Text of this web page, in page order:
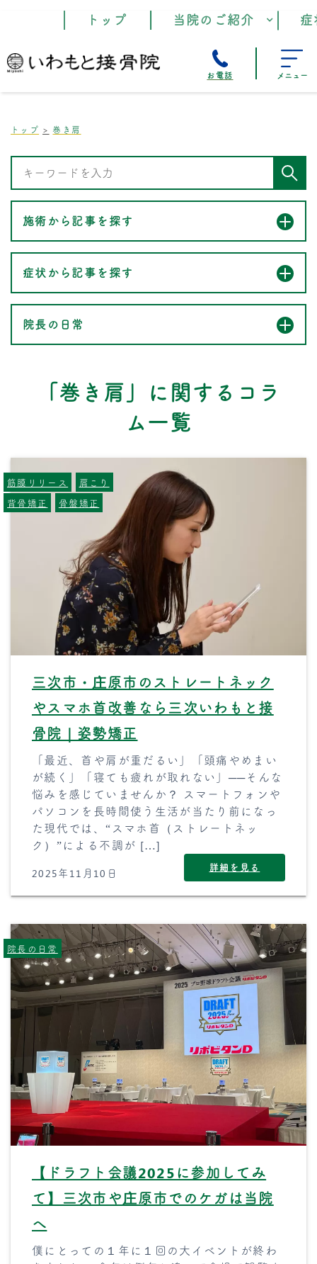
トップ 当院のご紹介
お電話 メニュー
トップ 巻き肩
施術から記事を探す
症状から記事を探す
院長の日常
「巻き肩」に関するコラ
ム一覧
三次市・庄原市のストレートネック
やスマホ首改善なら三次いわもと接
骨院｜姿勢矯正
「最近、首や肩が重だるい」「頭痛やめまい
が続く」「寝ても疲れが取れない」──そんな
悩みを感じていませんか？ スマートフォンや
パソコンを長時間使う生活が当たり前になっ
た現代では、“スマホ首（ストレートネッ
ク）”による不調が […]
2025年11月10日 詳細を見る
筋膜リリース
肩こり
背骨矯正
骨盤矯正
【ドラフト会議2025に参加してみ
て】三次市や庄原市でのケガは当院
へ
僕にとっての１年に１回の大イベントが終わ
院長の日常